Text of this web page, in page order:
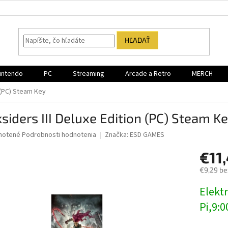
HĽADAŤ
PC Streaming Arcade a Retro MERCH
Steam Key
III Deluxe Edition (PC) Steam
Podrobnosti hodnotenia Značka: ESD GAMES
€9,29
cena: